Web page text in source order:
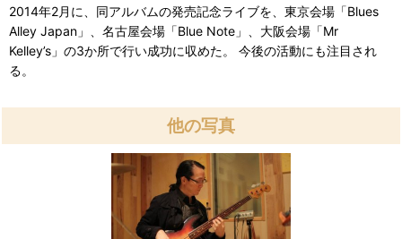
2014年2月に、同アルバムの発売記念ライブを、東京会場「Blues
Alley Japan」、名古屋会場「Blue Note」、大阪会場「Mr
Kelley’s」の3か所で行い成功に収めた。 今後の活動にも注目され
る。
他の写真